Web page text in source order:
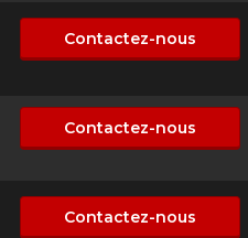
Contactez-nous
Contactez-nous
Contactez-nous